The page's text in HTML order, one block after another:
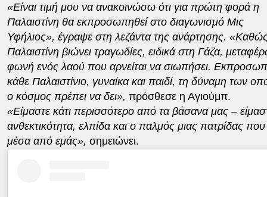
«Είναι τιμή μου να ανακοινώσω ότι για πρώτη φορά η
Παλαιστίνη θα εκπροσωπηθεί στο διαγωνισμό Μις
Υφήλιος», έγραψε στη λεζάντα της ανάρτησης.
Παλαιστίνη βιώνει τραγωδίες, ειδικά στη Γάζα,
φωνή ενός λαού που αρνείται να σιωπήσει.
κάθε Παλαιστίνιο, γυναίκα και παιδί, τη δύναμη των
ο κόσμος πρέπει να δει», πρόσθεσε η Αγιούμπ.
«Είμαστε κάτι περισσότερο από τα βάσανα μας –
ανθεκτικότητα, ελπίδα και ο παλμός μιας πατρίδας που
μέσα από εμάς», σημειώνει.